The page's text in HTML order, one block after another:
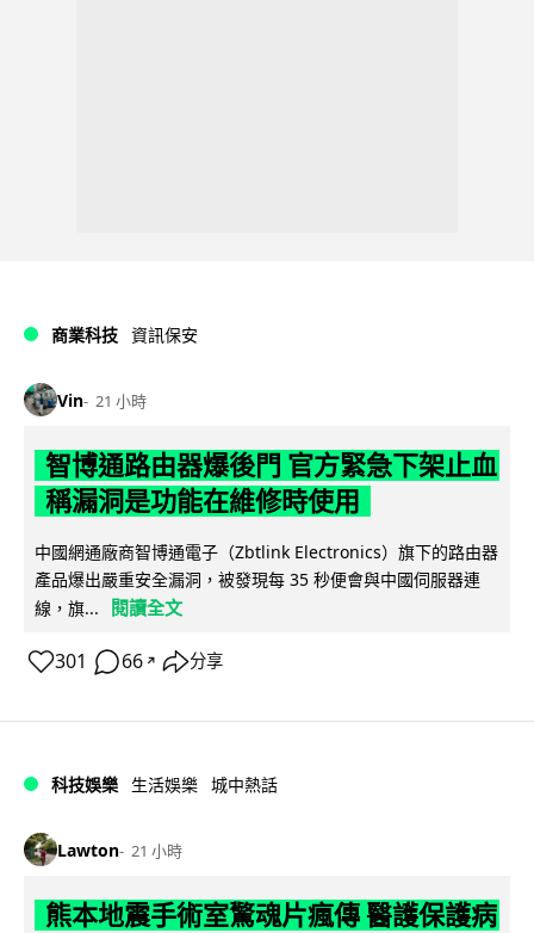
商業科技 資訊保安
Vin 21 小時
智博通路由器爆後門 官方緊急下架止血
稱漏洞是功能在維修時使用
中國網通廠商智博通電子（Zbtlink Electronics）旗下的路由器
產品爆出嚴重安全漏洞，被發現每 35 秒便會與中國伺服器連
線，旗...
閱讀全文
301 66 ↗ 分享
科技娛樂 生活娛樂 城中熱話
Lawton 21 小時
熊本地震手術室驚魂片瘋傳 醫護保護病